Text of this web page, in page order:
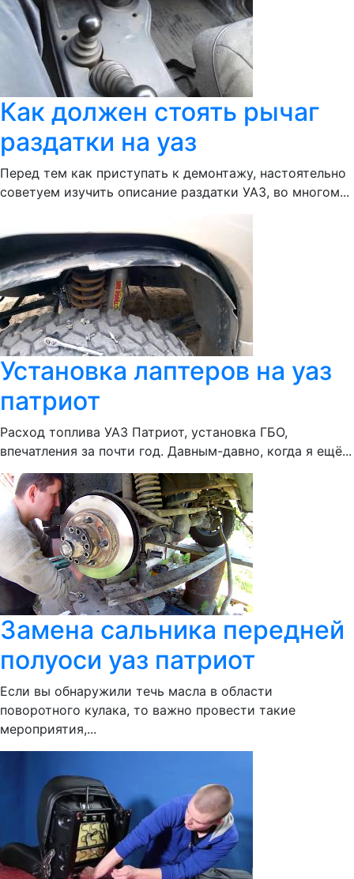
Как должен стоять рычаг
раздатки на уаз
Перед тем как приступать к демонтажу, настоятельно
советуем изучить описание раздатки УАЗ, во многом...
Установка лаптеров на уаз
патриот
Расход топлива УАЗ Патриот, установка ГБО,
впечатления за почти год. Давным-давно, когда я ещё...
Замена сальника передней
полуоси уаз патриот
Если вы обнаружили течь масла в области
поворотного кулака, то важно провести такие
мероприятия,...